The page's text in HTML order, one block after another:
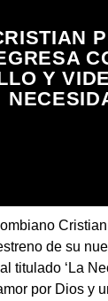
Y
de su
titulado ‘La
por Dios y